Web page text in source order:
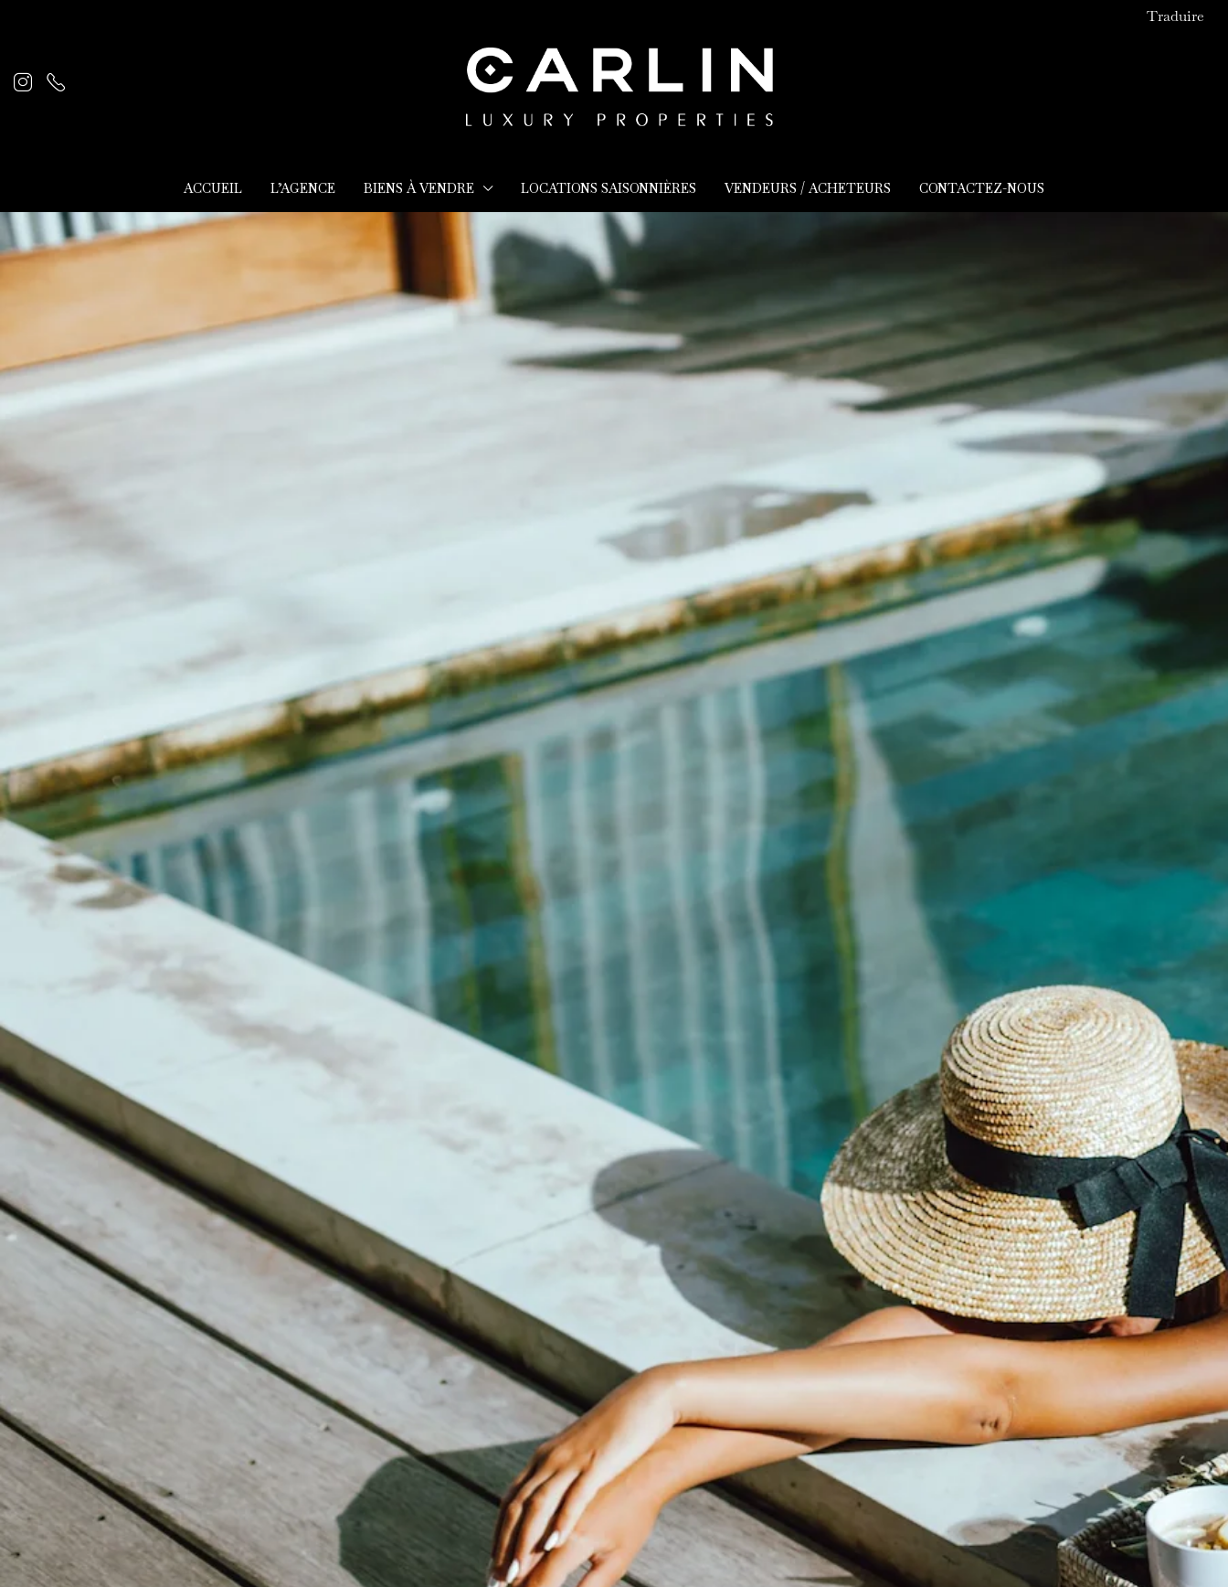
ACCUEIL L’AGENCE BIENS À VENDRE LOCATIONS SAISONNIÈRES VENDEURS / ACHETEURS CONTACTEZ-NOUS
Traduire